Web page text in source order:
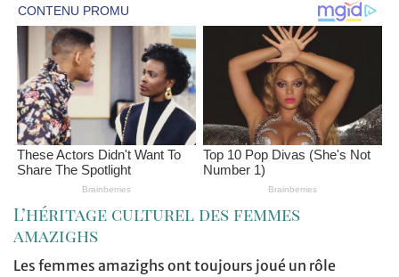
L’héritage culturel des femmes
amazighs
Les femmes amazighs ont toujours joué un rôle